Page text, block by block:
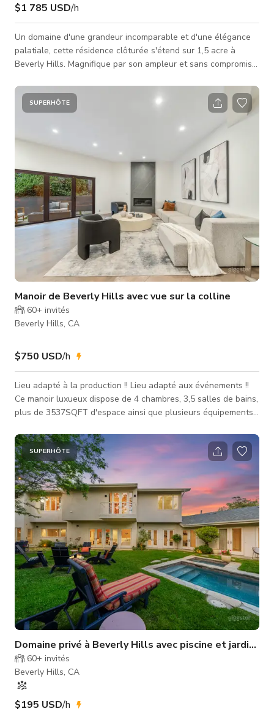
$1 785 USD/h
Un domaine d'une grandeur incomparable et d'une élégance
palatiale, cette résidence clôturée s'étend sur 1,5 acre à
Beverly Hills. Magnifique par son ampleur et sans compromis
grande échelle. La propriété comprend 11 chambres : six dans
les quartiers d'habitation à l'étage, deux dans les quartiers du
équipements supplémentaires incluent une salle de projection
SUPERHÔTE
Manoir de Beverly Hills avec vue sur la colline
60+ invités
Beverly Hills, CA
$750 USD/h
Lieu adapté à la production !! Lieu adapté aux événements !!
Ce manoir luxueux dispose de 4 chambres, 3,5 salles de bains,
plus de 3537SQFT d'espace ainsi que plusieurs équipements
événement, production, séance photo ou rassemblement
intime ! Assurez-vous de réserver aujourd'hui pendant que ce
TARIF PROMOTIONNEL est en vigueur ! Cet espace est prêt
pour les événements et la production ! Des pièces
supplémentaires peuvent
SUPERHÔTE
Domaine privé à Beverly Hills avec piscine et jardin
60+ invités
Beverly Hills, CA
$195 USD/h